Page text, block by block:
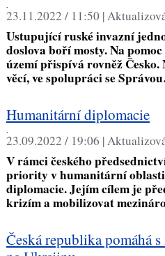
,
23.11.2022 / 11:50 |
Ustupující ruské invazní
doslova boří mosty. Na
území přispívá rovněž
věcí, ve spolupráci se
Humanitární diplomacie
,
23.09.2022 / 19:06 |
V rámci českého
priority v humanitární
diplomacie. Jejím cílem je
krizím a mobilizovat
Česká republika pomáhá